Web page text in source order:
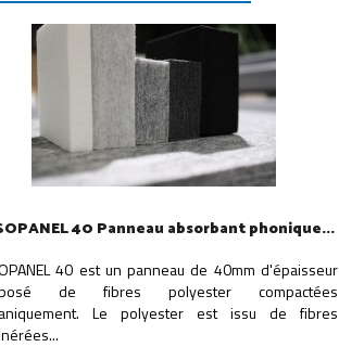
40 Panneau absorbant phonique...
40 est un panneau de 40mm d'épaisseur
de fibres polyester compactées
Le polyester est issu de fibres